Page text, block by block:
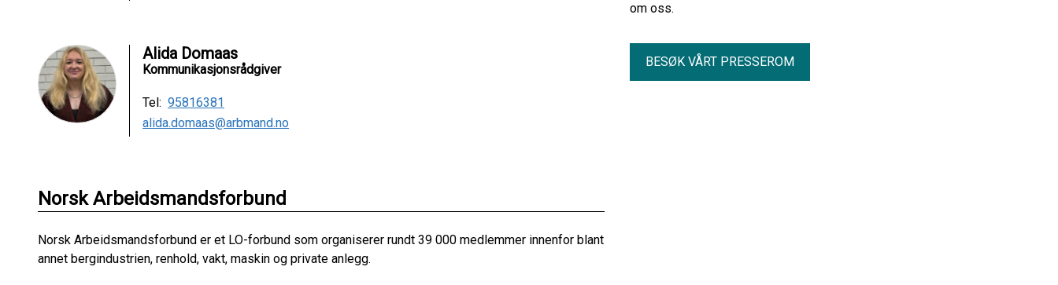
Alida Domaas
Kommunikasjonsrådgiver
Tel: 95816381
alida.domaas@arbmand.no
Norsk Arbeidsmandsforbund
Norsk Arbeidsmandsforbund er et LO-forbund som organiserer rundt 39 000 medlemmer innenfor blant
annet bergindustrien, renhold, vakt, maskin og private anlegg.
om oss.
BESØK VÅRT PRESSEROM